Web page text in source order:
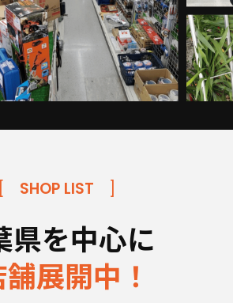
[ SHOP LIST ]
県を中心に
展開中！